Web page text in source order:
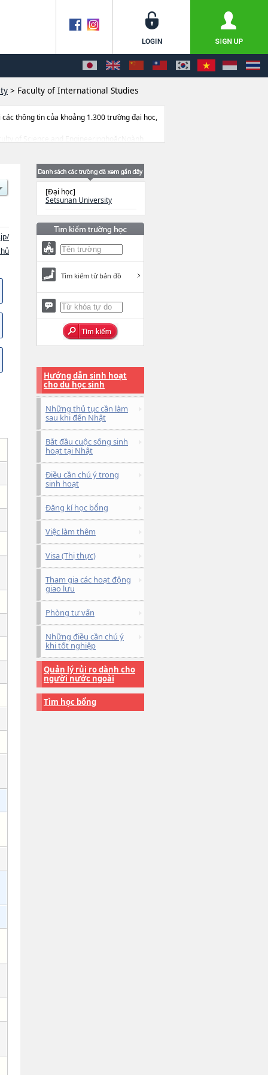
> Faculty of International Studies
các thông tin của khoảng 1.300 trường đại học,
[Đại học]
Setsunan University
Tìm kiếm từ bản đồ
Hướng dẫn sinh hoạt
cho du học sinh
Những thủ tục cần làm
sau khi đến Nhật
Bắt đầu cuộc sống sinh
hoạt tại Nhật
Điều cần chú ý trong
sinh hoạt
Đăng kí học bổng
Việc làm thêm
Visa (Thị thực)
Tham gia các hoạt động
giao lưu
Phòng tư vấn
Những điều cần chú ý
khi tốt nghiệp
Quản lý rủi ro dành cho
người nước ngoài
Tìm học bổng